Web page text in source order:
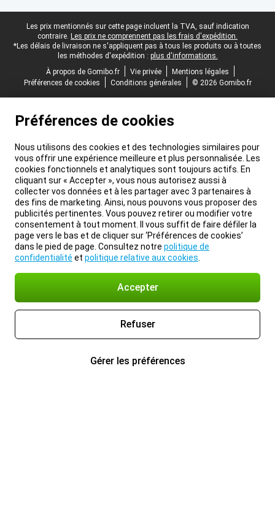
Pied-de-page légal
Les prix mentionnés sur cette page incluent la TVA, sauf indication
contraire. Les prix ne comprennent pas les frais d'expédition.
*Les délais de livraison ne s'appliquent pas à tous les produits ou à toutes
les méthodes d'expédition : plus d'informations.
À propos de Gomibo.fr
Vie privée
Mentions légales
Préférences de cookies
Conditions générales © 2026 Gomibo.fr
Préférences de cookies
Nous utilisons des cookies et des technologies similaires pour
vous offrir une expérience meilleure et plus personnalisée. Les
cookies fonctionnels et analytiques sont toujours actifs. En
cliquant sur « Accepter », vous nous autorisez aussi à
collecter vos données et à les partager avec 3 partenaires à
des fins de marketing. Ainsi, nous pouvons vous proposer des
publicités pertinentes. Vous pouvez retirer ou modifier votre
consentement à tout moment. Il vous suffit de faire défiler la
page vers le bas et de cliquer sur ‘Préférences de cookies’
dans le pied de page. Consultez notre politique de
confidentialité et politique relative aux cookies
Accepter
Refuser
Gérer les préférences